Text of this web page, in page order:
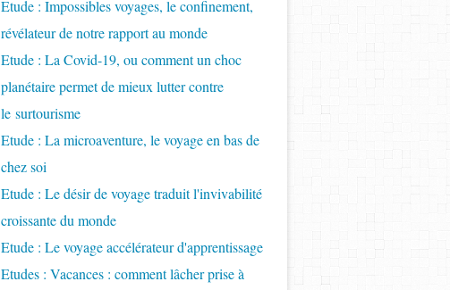
Etude : Impossibles voyages, le confinement,
révélateur de notre rapport au monde
Etude : La Covid-19, ou comment un choc
planétaire permet de mieux lutter contre
le surtourisme
Etude : La microaventure, le voyage en bas de
chez soi
Etude : Le désir de voyage traduit l'invivabilité
croissante du monde
Etude : Le voyage accélérateur d'apprentissage
Etudes : Vacances : comment lâcher prise à